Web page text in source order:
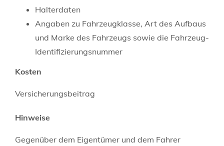
Halterdaten
Angaben zu Fahrzeugklasse, Art des Aufbaus
und Marke des Fahrzeugs sowie die Fahrzeug-
Identifizierungsnummer
Kosten
Versicherungsbeitrag
Hinweise
Gegenüber dem Eigentümer und dem Fahrer